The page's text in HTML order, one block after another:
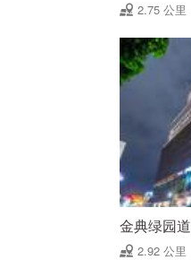
2.75 公里
金典绿园道
2.92 公里